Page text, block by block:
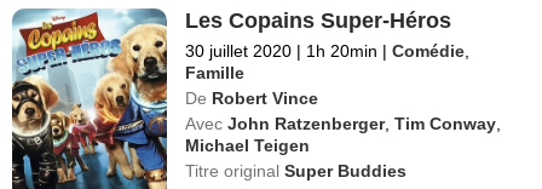
Les Copains Super-Héros
30 juillet 2020 | 1h 20min | Comédie,
Famille
De Robert Vince
Avec John Ratzenberger,Tim Conway,
Michael Teigen
Titre originalSuper Buddies